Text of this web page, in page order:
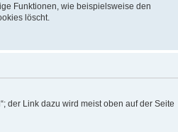
Funktionen, wie beispielsweise den
löscht.
der Link dazu wird meist oben auf der Seite